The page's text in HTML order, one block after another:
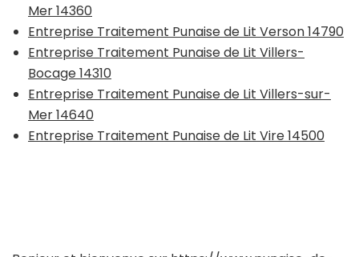
Mer 14360
Entreprise Traitement Punaise de Lit Verson 14790
Entreprise Traitement Punaise de Lit Villers-
Bocage 14310
Entreprise Traitement Punaise de Lit Villers-sur-
Mer 14640
Entreprise Traitement Punaise de Lit Vire 14500